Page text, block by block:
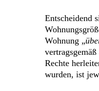
Entscheidend
Wohnung „
Rechte
wurden, ist